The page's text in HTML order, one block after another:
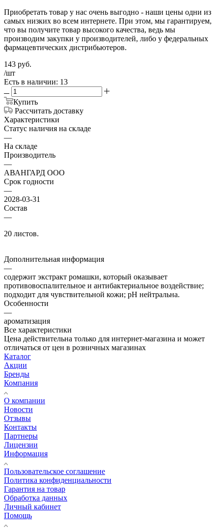
Приобретать товар у нас очень выгодно - наши цены одни из
самых низких во всем интернете. При этом, мы гарантируем,
что вы получите товар высокого качества, ведь мы
производим закупки у производителей, либо у федеральных
фармацевтических дистрибьютеров.
143 руб.
/шт
Есть в наличии: 13
Купить
Рассчитать доставку
Характеристики
Статус наличия на складе
—
На складе
Производитель
—
АВАНГАРД ООО
Срок годности
—
2028-03-31
Состав
—
20 листов.
Дополнительная информация
—
содержит экстракт ромашки, который оказывает
противовоспалительное и антибактериальное воздействие;
подходит для чувствительной кожи; pH нейтральна.
Особенности
—
ароматизация
Все характеристики
Цена действительна только для интернет-магазина и может
отличаться от цен в розничных магазинах
Каталог
Акции
Бренды
Компания
О компании
Новости
Отзывы
Контакты
Партнеры
Лицензии
Информация
Пользовательское соглашение
Политика конфиденциальности
Гарантия на товар
Обработка данных
Личный кабинет
Помощь